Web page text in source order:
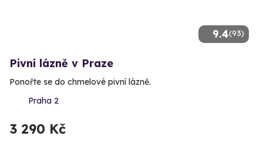
9.4(93)
Pivní lázně v Praze
Ponořte se do chmelové pivní lázně.
Praha 2
3 290 Kč